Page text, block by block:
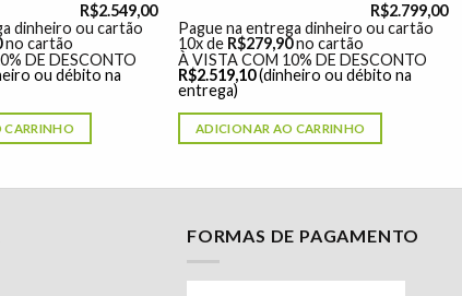
R$2.549,00
dinheiro ou cartão
no cartão
DE DESCONTO
ou débito na
CARRINHO
R$2.799,00
Pague na entrega dinheiro ou cartão
10x de R$279,90no cartão
À VISTA COM 10% DE DESCONTO
R$2.519,10(dinheiro ou débito na
entrega)
ADICIONAR AO CARRINHO
FORMAS DE PAGAMENTO